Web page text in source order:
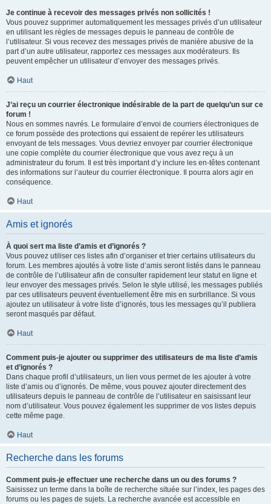
Je continue à recevoir des messages privés non sollicités !
Vous pouvez supprimer automatiquement les messages privés d’un utilisateur
en utilisant les règles de messages depuis le panneau de contrôle de
l’utilisateur. Si vous recevez des messages privés de manière abusive de la
part d’un autre utilisateur, rapportez ces messages aux modérateurs. Ils
peuvent empêcher un utilisateur d’envoyer des messages privés.
Haut
J’ai reçu un courrier électronique indésirable de la part de quelqu’un sur ce
forum !
Nous en sommes navrés. Le formulaire d’envoi de courriers électroniques de
ce forum possède des protections qui essaient de repérer les utilisateurs
envoyant de tels messages. Vous devriez envoyer par courrier électronique
une copie complète du courrier électronique que vous avez reçu à un
administrateur du forum. Il est très important d’y inclure les en-têtes contenant
des informations sur l’auteur du courrier électronique. Il pourra alors agir en
conséquence.
Haut
Amis et ignorés
À quoi sert ma liste d’amis et d’ignorés ?
Vous pouvez utiliser ces listes afin d’organiser et trier certains utilisateurs du
forum. Les membres ajoutés à votre liste d’amis seront listés dans le panneau
de contrôle de l’utilisateur afin de consulter rapidement leur statut en ligne et
leur envoyer des messages privés. Selon le style utilisé, les messages publiés
par ces utilisateurs peuvent éventuellement être mis en surbrillance. Si vous
ajoutez un utilisateur à votre liste d’ignorés, tous les messages qu’il publiera
seront masqués par défaut.
Haut
Comment puis-je ajouter ou supprimer des utilisateurs de ma liste d’amis
et d’ignorés ?
Dans chaque profil d’utilisateurs, un lien vous permet de les ajouter à votre
liste d’amis ou d’ignorés. De même, vous pouvez ajouter directement des
utilisateurs depuis le panneau de contrôle de l’utilisateur en saisissant leur
nom d’utilisateur. Vous pouvez également les supprimer de vos listes depuis
cette même page.
Haut
Recherche dans les forums
Comment puis-je effectuer une recherche dans un ou des forums ?
Saisissez un terme dans la boîte de recherche située sur l’index, les pages des
forums ou les pages de sujets. La recherche avancée est accessible en